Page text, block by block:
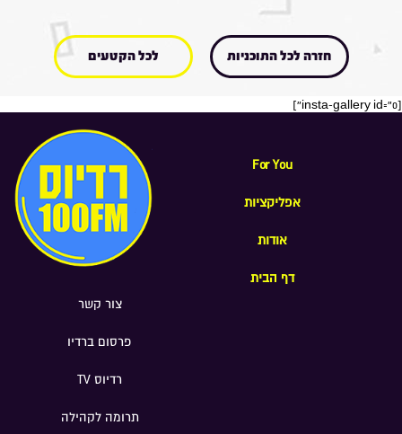
חזרה לכל התוכניות לכל הקטעים
[insta-gallery id="0"]
For You
אפליקציות
אודות
דף הבית
צור קשר
פרסום ברדיו
רדיוס TV
תרומה לקהילה